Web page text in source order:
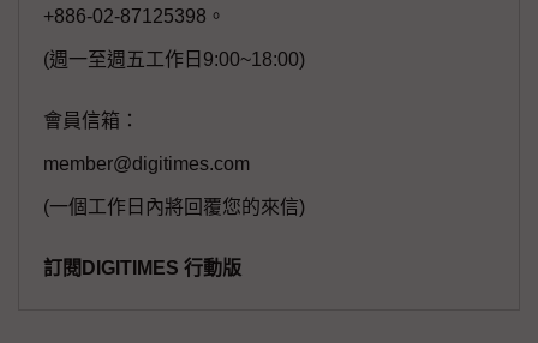
+886-02-87125398。
(週一至週五工作日9:00~18:00)
會員信箱：
member@digitimes.com
(一個工作日內將回覆您的來信)
訂閱DIGITIMES 行動版